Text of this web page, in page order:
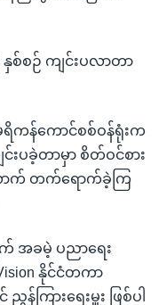
နှစ်စဉ် ကျင်းပလာတာ
ကန်ကောင်စစ်ဝန်ရုံးက
းပခဲ့တာမှာ စိတ်ဝင်စား
ောက် တက်ရောက်ခဲ့ကြ
အခမဲ့ ပညာရေး
နိုင်ငံတကာ
ကြားရေးမှူး ဖြစ်ပါ